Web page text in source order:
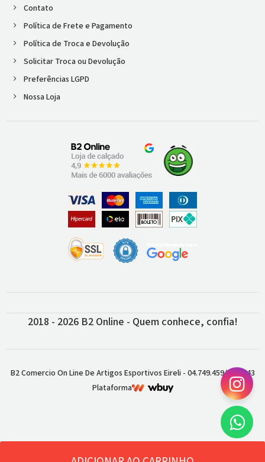
Contato
Política de Frete e Pagamento
Política de Troca e Devolução
Solicitar Troca ou Devolução
Preferências LGPD
Nossa Loja
2018 - 2026 B2 Online - Quem conhece, confia!
B2 Comercio On Line De Artigos Esportivos Eireli - 04.749.459/0001-43
Plataforma